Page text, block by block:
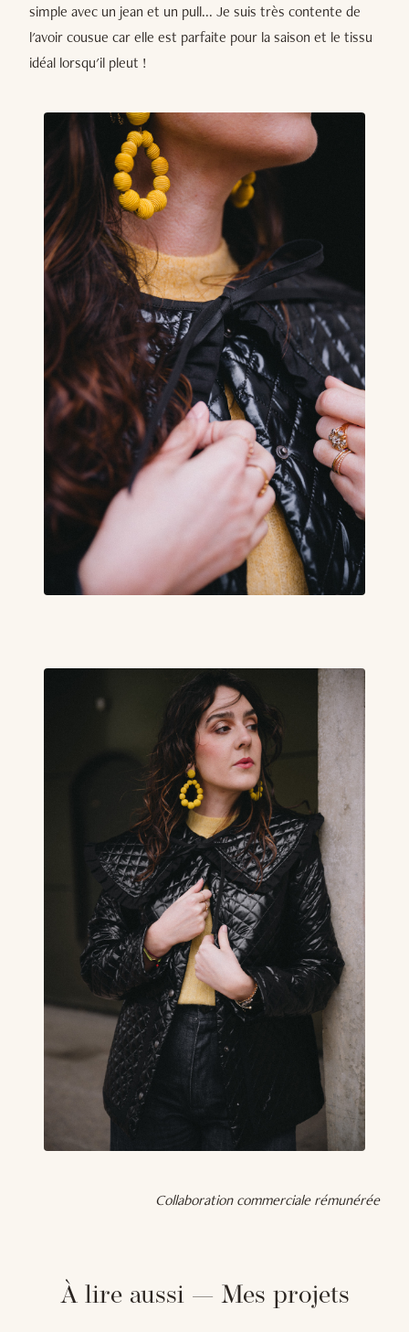
simple avec un jean et un pull... Je suis très contente de
l'avoir cousue car elle est parfaite pour la saison et le tissu
idéal lorsqu'il pleut !
Collaboration commerciale rémunérée
À lire aussi — Mes projets